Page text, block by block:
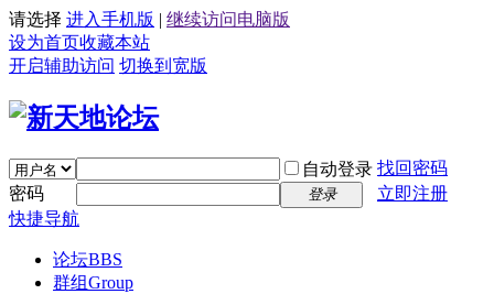
请选择 进入手机版 | 继续访问电脑版
设为首页收藏本站
开启辅助访问 切换到宽版
自动登录 找回密码
密码
登录
立即注册
快捷导航
论坛BBS
群组Group